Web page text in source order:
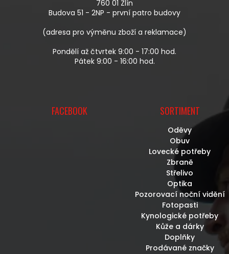
K
V
P
I
760 01 Zlín
Budova 51 - 2NP - první patro budovy
(adresa pro výměnu zboží a reklamace)
Pondělí až čtvrtek 9:00 - 17:00 hod.
Pátek 9:00 - 16:00 hod.
FACEBOOK SORTIMENT
Oděvy
Obuv
Lovecké potřeby
Zbraně
Střelivo
Optika
Pozorovací noční vidění
Fotopasti
Kynologické potřeby
Kůže a dárky
Doplňky
Prodávané značky